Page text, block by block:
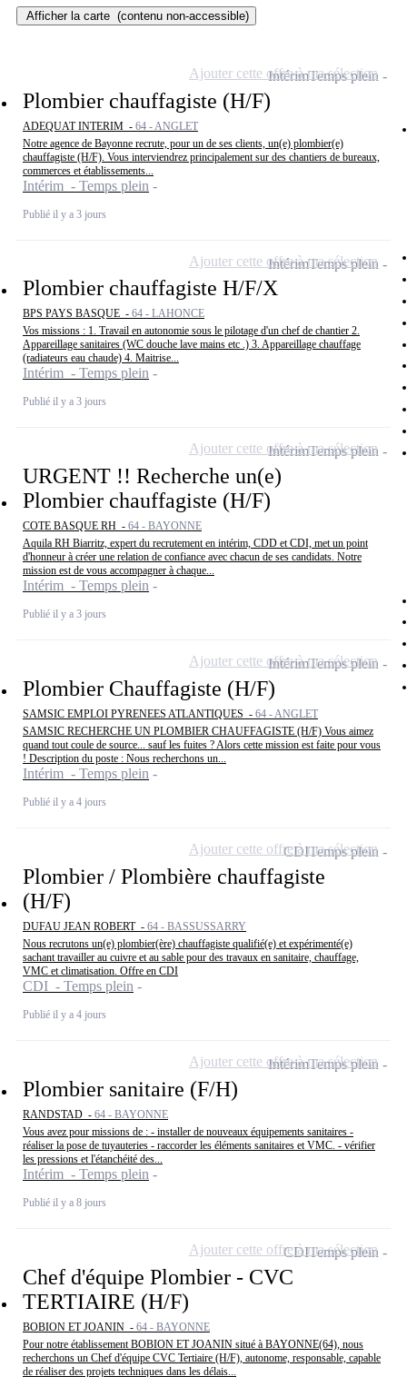
Afficher la carte (contenu non-accessible)
Plombier chauffagiste (H/F)
ADEQUAT INTERIM - 64 - ANGLET
Notre agence de Bayonne recrute, pour un de ses clients, un(e) plombier(e)
chauffagiste (H/F). Vous interviendrez principalement sur des chantiers de bureaux,
commerces et établissements...
Intérim - Temps plein
Publié il y a 3 jours
IntérimTemps plein
Ajouter cette offre à ma sélection
Plombier chauffagiste H/F/X
BPS PAYS BASQUE - 64 - LAHONCE
Vos missions : 1. Travail en autonomie sous le pilotage d'un chef de chantier 2.
Appareillage sanitaires (WC douche lave mains etc .) 3. Appareillage chauffage
(radiateurs eau chaude) 4. Maitrise...
Intérim - Temps plein
Publié il y a 3 jours
IntérimTemps plein
Ajouter cette offre à ma sélection
URGENT !! Recherche un(e)
Plombier chauffagiste (H/F)
COTE BASQUE RH - 64 - BAYONNE
Aquila RH Biarritz, expert du recrutement en intérim, CDD et CDI, met un point
d'honneur à créer une relation de confiance avec chacun de ses candidats. Notre
mission est de vous accompagner à chaque...
Intérim - Temps plein
Publié il y a 3 jours
IntérimTemps plein
Ajouter cette offre à ma sélection
Plombier Chauffagiste (H/F)
SAMSIC EMPLOI PYRENEES ATLANTIQUES - 64 - ANGLET
SAMSIC RECHERCHE UN PLOMBIER CHAUFFAGISTE (H/F) Vous aimez
quand tout coule de source... sauf les fuites ? Alors cette mission est faite pour vous
! Description du poste : Nous recherchons un...
Intérim - Temps plein
Publié il y a 4 jours
IntérimTemps plein
Ajouter cette offre à ma sélection
Plombier / Plombière chauffagiste
(H/F)
DUFAU JEAN ROBERT - 64 - BASSUSSARRY
Nous recrutons un(e) plombier(ère) chauffagiste qualifié(e) et expérimenté(e)
sachant travailler au cuivre et au sable pour des travaux en sanitaire, chauffage,
VMC et climatisation. Offre en CDI
CDI - Temps plein
Publié il y a 4 jours
CDITemps plein
Ajouter cette offre à ma sélection
Plombier sanitaire (F/H)
RANDSTAD - 64 - BAYONNE
Vous avez pour missions de : - installer de nouveaux équipements sanitaires -
réaliser la pose de tuyauteries - raccorder les éléments sanitaires et VMC. - vérifier
les pressions et l'étanchéité des...
Intérim - Temps plein
Publié il y a 8 jours
IntérimTemps plein
Ajouter cette offre à ma sélection
Chef d'équipe Plombier - CVC
TERTIAIRE (H/F)
BOBION ET JOANIN - 64 - BAYONNE
Pour notre établissement BOBION ET JOANIN situé à BAYONNE(64), nous
recherchons un Chef d'équipe CVC Tertiaire (H/F), autonome, responsable, capable
de réaliser des projets techniques dans les délais...
CDITemps plein
Ajouter cette offre à ma sélection